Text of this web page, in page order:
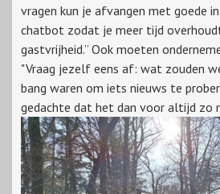
vragen kun je afvangen met goede
chatbot zodat je meer tijd
gastvrijheid.” Ook moeten
"Vraag jezelf eens af: wat zouden
bang waren om iets nieuws te
gedachte dat het dan voor altijd zo